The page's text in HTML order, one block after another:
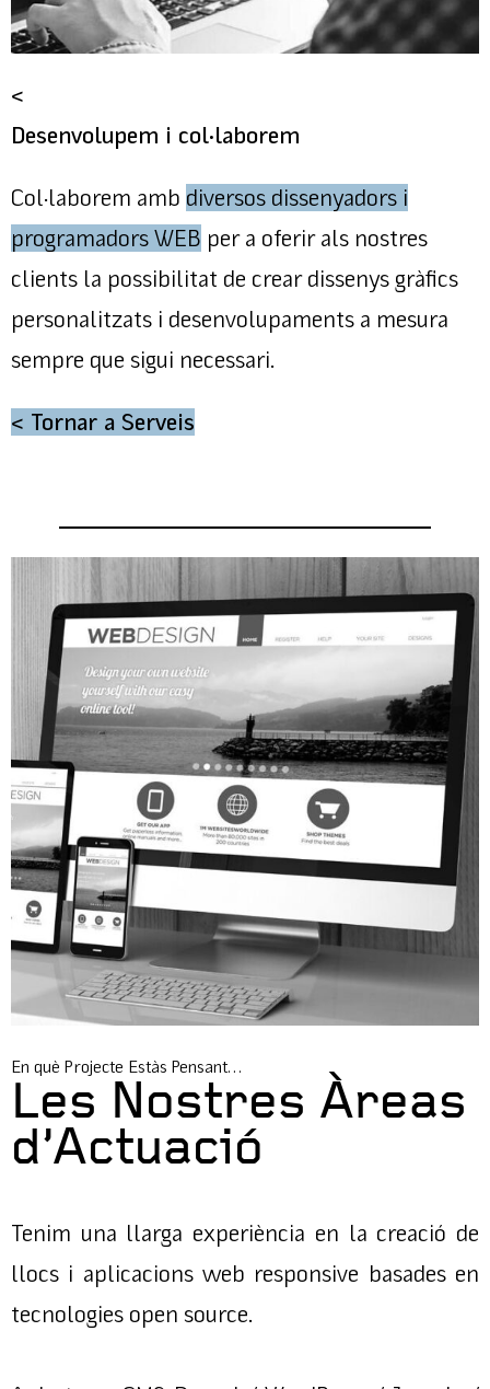
<
Desenvolupem i col·laborem
Col·laborem amb diversos dissenyadors i
programadors WEB per a oferir als nostres
clients la possibilitat de crear dissenys gràfics
personalitzats i desenvolupaments a mesura
sempre que sigui necessari.
< Tornar a Serveis
En què Projecte Estàs Pensant…
Les Nostres Àreas
d’Actuació
Tenim una llarga experiència en la creació de
llocs i aplicacions web responsive basades en
tecnologies open source.